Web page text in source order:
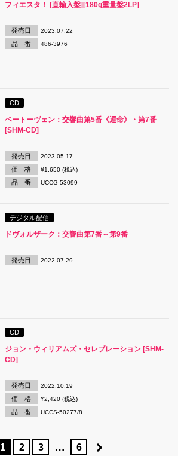
フィエスタ！ [直輸入盤][180g重量盤2LP]
発売日 2023.07.22
品 番 486-3976
CD
ベートーヴェン：交響曲第5番《運命》・第7番
[SHM-CD]
発売日 2023.05.17
価 格 ¥1,650 (税込)
品 番 UCCG-53099
デジタル配信
ドヴォルザーク：交響曲第7番～第9番
発売日 2022.07.29
CD
ジョン・ウィリアムズ・セレブレーション [SHM-
CD]
発売日 2022.10.19
価 格 ¥2,420 (税込)
品 番 UCCS-50277/8
1 2 3 … 6